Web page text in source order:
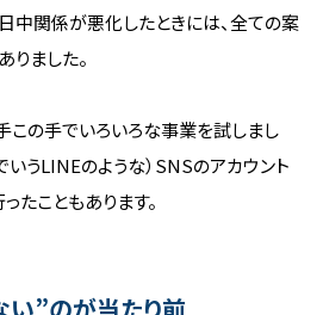
日中関係が悪化したときには、全ての案
りました。
この手でいろいろな事業を試しまし
いうLINEのような）SNSのアカウント
たこともあります。